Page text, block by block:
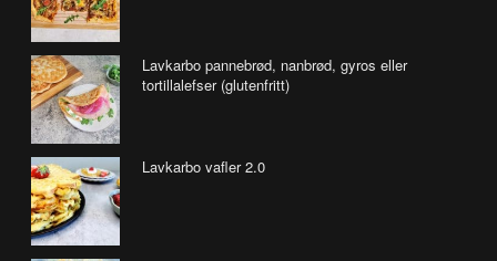
Lavkarbo pannebrød, nanbrød, gyros eller
tortillalefser (glutenfritt)
Lavkarbo vafler 2.0